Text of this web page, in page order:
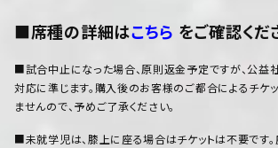
■席種の詳細はこちら をご確認くだ
■試合中止になった場合、原則返金予定ですが、公益
対応に準じます。購入後のお客様のご都合によるチケ
ませんので、予めご了承ください。
■未就学児は、膝上に座る場合はチケットは不要です